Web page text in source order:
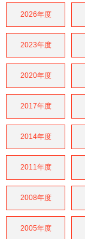
2026年度
2023年度
2020年度
2017年度
2014年度
2011年度
2008年度
2005年度